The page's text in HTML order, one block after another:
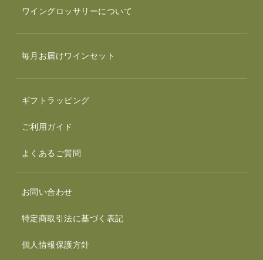
ワイングロッサリーについて
毎月お届けワインセット
ギフトラッピング
ご利用ガイド
よくあるご質問
お問い合わせ
特定商取引法に基づく表記
個人情報保護方針